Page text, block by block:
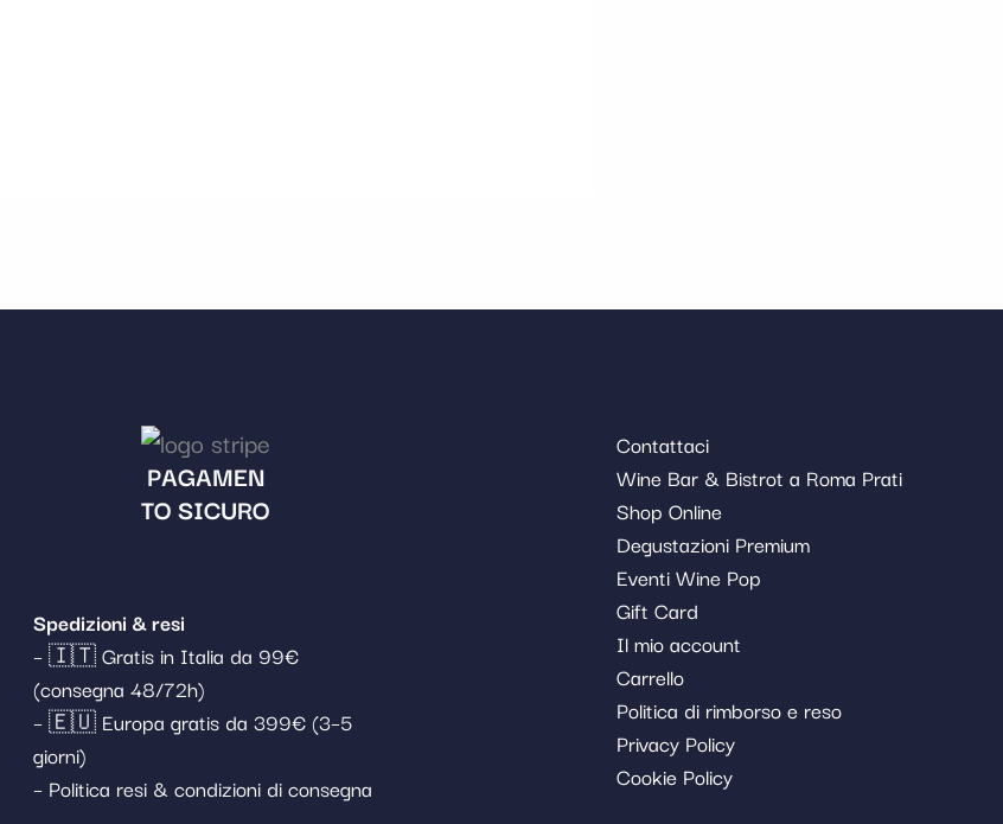
PAGAMEN
TO SICURO
Spedizioni & resi
– 🇮🇹 Gratis in Italia da 99€
(consegna 48/72h)
– 🇪🇺 Europa gratis da 399€ (3–5
giorni)
– Politica resi & condizioni di consegna
Contattaci
Wine Bar & Bistrot a Roma Prati
Shop Online
Degustazioni Premium
Eventi Wine Pop
Gift Card
Il mio account
Carrello
Politica di rimborso e reso
Privacy Policy
Cookie Policy